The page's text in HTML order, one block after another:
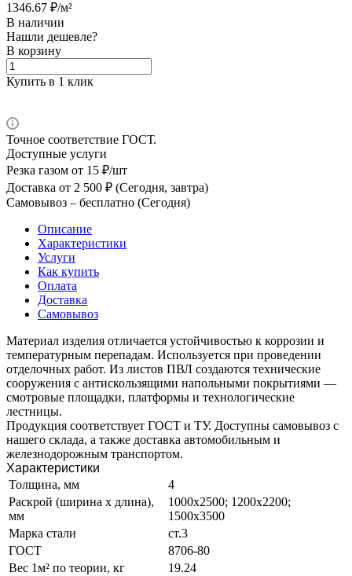
1346.67 ₽/м²
В наличии
Нашли дешевле?
В корзину
Купить в 1 клик
Точное соответствие ГОСТ.
Доступные услуги
Резка газом от 15 ₽/шт
Доставка от 2 500 ₽ (Сегодня, завтра)
Самовывоз – бесплатно (Сегодня)
Описание
Характеристики
Услуги
Как купить
Оплата
Доставка
Самовывоз
Материал изделия отличается устойчивостью к коррозии и
температурным перепадам. Используется при проведении
отделочных работ. Из листов ПВЛ создаются технические
сооружения с антискользящими напольными покрытиями —
смотровые площадки, платформы и технологические
лестницы.
Продукция соответствует ГОСТ и ТУ. Доступны самовывоз с
нашего склада, а также доставка автомобильным и
железнодорожным транспортом.
Характеристики
Толщина, мм
4
Раскрой (ширина х длина),
мм
1000х2500; 1200х2200;
1500х3500
Марка стали
ст.3
ГОСТ
8706-80
Вес 1м² по теории, кг
19.24